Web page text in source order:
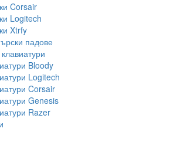
Corsair
Logitech
Xtrfy
падове
Bloody
Logitech
Corsair
Genesis
Razer